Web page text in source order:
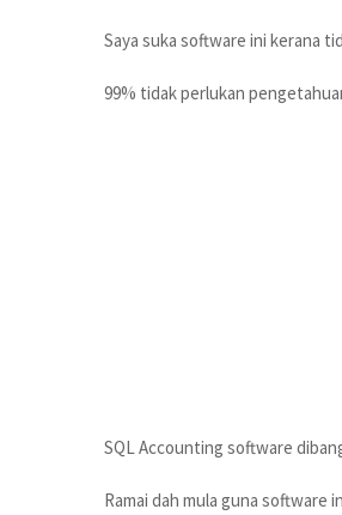
Saya suka software ini kerana
99% tidak perlukan
SQL Accounting software
Ramai dah mula guna software